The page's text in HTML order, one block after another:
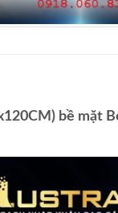
bề mặt